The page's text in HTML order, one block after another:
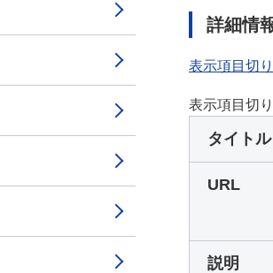
詳細情
表示項目切
表示項目切
タイトル
URL
説明